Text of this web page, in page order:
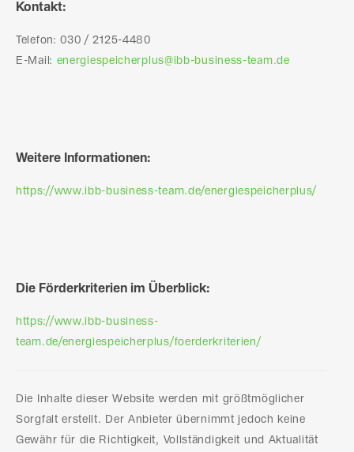
Kontakt:
Telefon: 030 / 2125-4480
E-Mail: energiespeicherplus@ibb-business-team.de
Weitere Informationen:
https://www.ibb-business-team.de/energiespeicherplus/
Die Förderkriterien im Überblick:
https://www.ibb-business-
team.de/energiespeicherplus/foerderkriterien/
Die Inhalte dieser Website werden mit größtmöglicher
Sorgfalt erstellt. Der Anbieter übernimmt jedoch keine
Gewähr für die Richtigkeit, Vollständigkeit und Aktualität